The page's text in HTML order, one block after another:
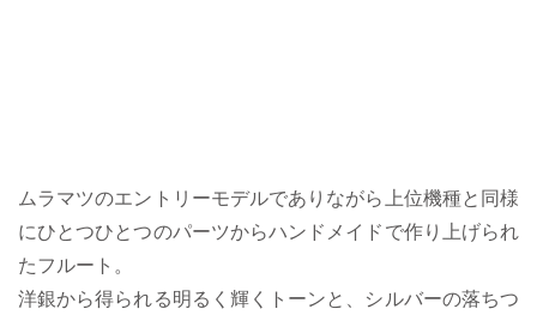
ムラマツのエントリーモデルでありながら上位機種と同様
にひとつひとつのパーツからハンドメイドで作り上げられ
たフルート。
洋銀から得られる明るく輝くトーンと、シルバーの落ちつ